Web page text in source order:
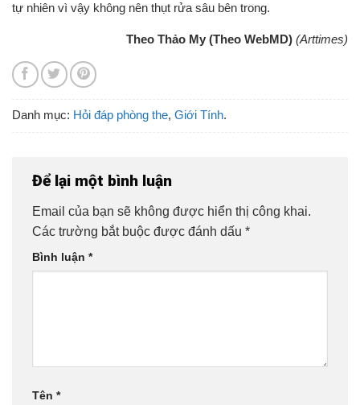
tự nhiên vì vậy không nên thụt rửa sâu bên trong.
Theo Thảo My (Theo WebMD) (Arttimes)
Danh mục: Hỏi đáp phòng the, Giới Tính.
Để lại một bình luận
Email của bạn sẽ không được hiển thị công khai.
Các trường bắt buộc được đánh dấu *
Bình luận *
Tên *